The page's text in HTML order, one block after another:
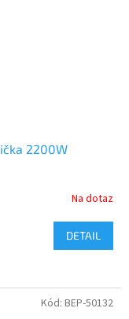
2200W
Na dotaz
DETAIL
Kód: BEP-50132